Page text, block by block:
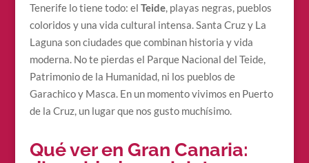
Tenerife lo tiene todo: el Teide, playas negras, pueblos
coloridos y una vida cultural intensa. Santa Cruz y La
Laguna son ciudades que combinan historia y vida
moderna. No te pierdas el Parque Nacional del Teide,
Patrimonio de la Humanidad, ni los pueblos de
Garachico y Masca. En un momento vivimos en Puerto
de la Cruz, un lugar que nos gusto muchísimo.
Qué ver en Gran Canaria: